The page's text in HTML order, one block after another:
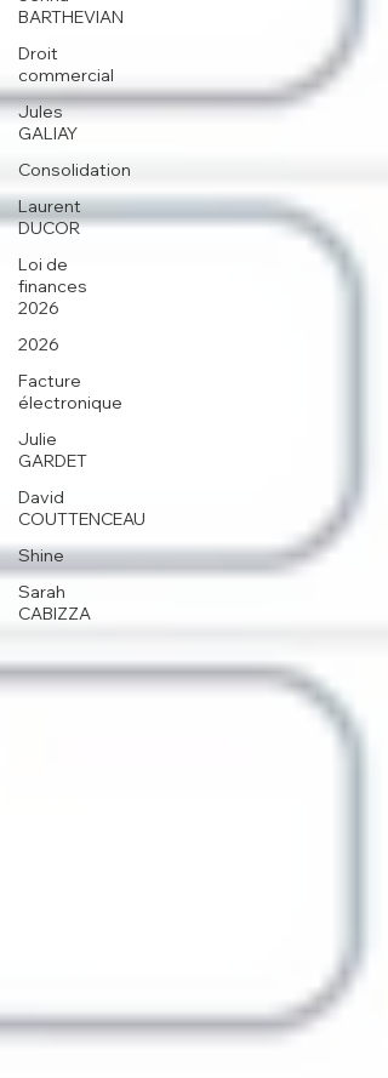
BARTHEVIAN
Droit
commercial
Jules
GALIAY
Consolidation
Laurent
DUCOR
Loi de
finances
2026
2026
Facture
électronique
Julie
GARDET
David
COUTTENCEAU
Shine
Sarah
CABIZZA